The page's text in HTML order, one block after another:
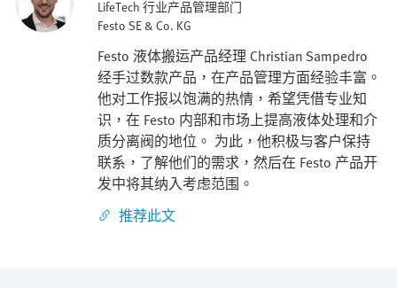
LifeTech 行业产品管理部门
Festo SE & Co. KG
Festo 液体搬运产品经理 Christian Sampedro
经手过数款产品，在产品管理方面经验丰富。
他对工作报以饱满的热情，希望凭借专业知
识，在 Festo 内部和市场上提高液体处理和介
质分离阀的地位。 为此，他积极与客户保持
联系，了解他们的需求，然后在 Festo 产品开
发中将其纳入考虑范围。
推荐此文